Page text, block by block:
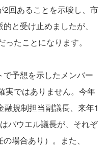
2回あることを示唆し、市
と受け止めましたが、
たことになります。
予想を示したメンバー
実ではありません。今年
規制担当副議長、来年1
パウエル議長が、それぞ
場合あり）。また、